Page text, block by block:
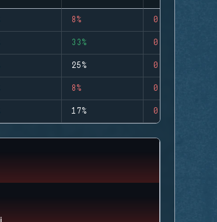
8% 0
33% 0
25% 0
8% 0
17% 0